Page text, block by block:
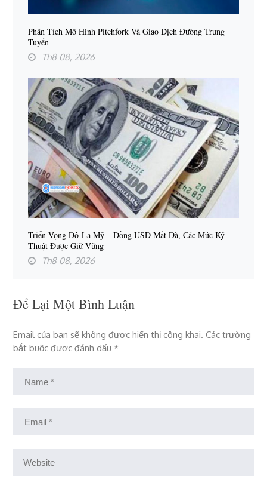
Phân Tích Mô Hình Pitchfork Và Giao Dịch Đường Trung
Tuyến
Th8 08, 2026
Triển Vọng Đô-La Mỹ – Đồng USD Mất Đà, Các Mức Kỹ
Thuật Được Giữ Vững
Th8 08, 2026
Để Lại Một Bình Luận
Email của bạn sẽ không được hiển thị công khai. Các trường
bắt buộc được đánh dấu*